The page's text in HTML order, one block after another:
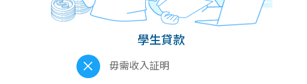
學生貸款
毋需收入証明